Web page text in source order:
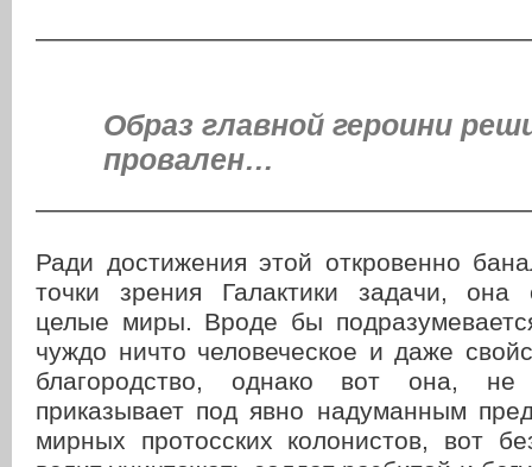
Образ главной героини
провален…
Ради достижения этой откровенно
точки зрения Галактики задачи, она
целые миры. Вроде бы
чуждо ничто человеческое и даже
благородство, однако вот она,
приказывает под явно надуманным
мирных протосских колонистов, вот